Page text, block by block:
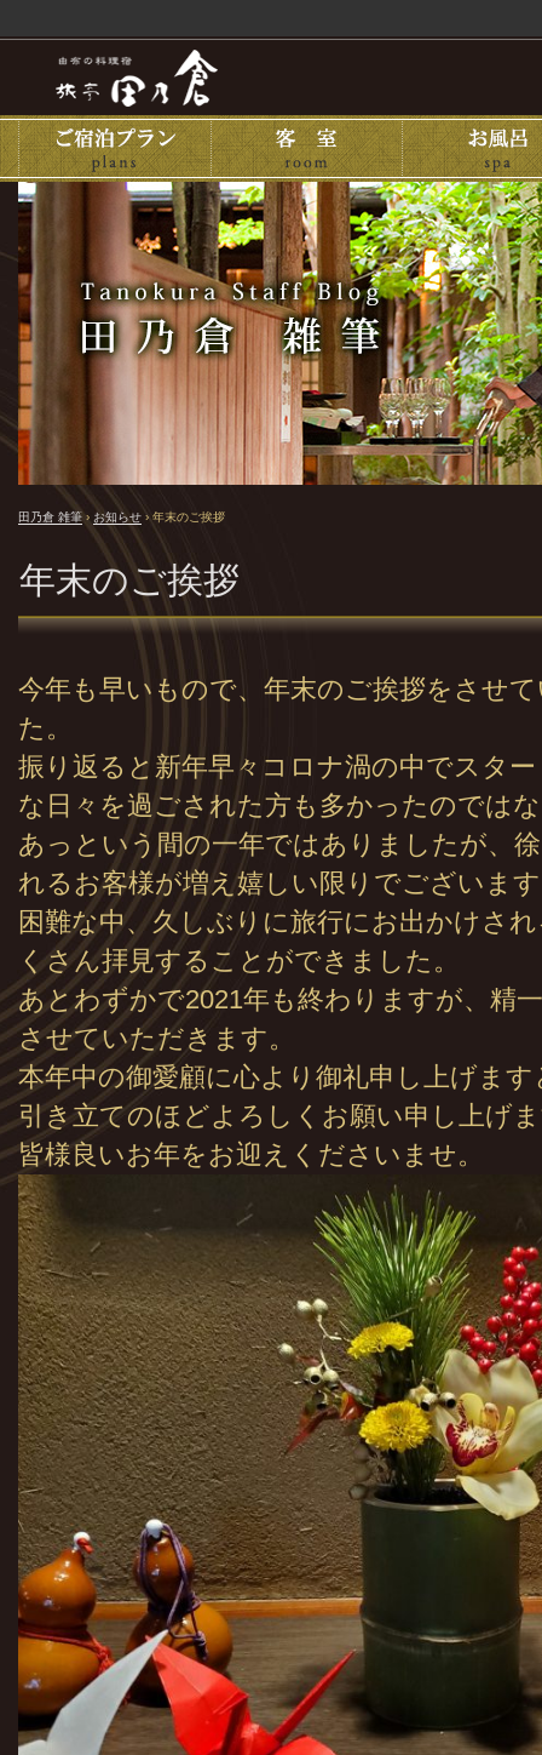
田乃倉 雑筆 › お知らせ › 年末のご挨拶
年末のご挨拶
今年も早いもので、年末のご挨拶をさせ
た。
振り返ると新年早々コロナ渦の中でスタ
な日々を過ごされた方も多かったのでは
あっという間の一年ではありましたが、
れるお客様が増え嬉しい限りでございま
困難な中、久しぶりに旅行にお出かけさ
くさん拝見することができました。
あとわずかで2021年も終わりますが、精
させていただきます。
本年中の御愛顧に心より御礼申し上げま
引き立てのほどよろしくお願い申し上げ
皆様良いお年をお迎えくださいませ。